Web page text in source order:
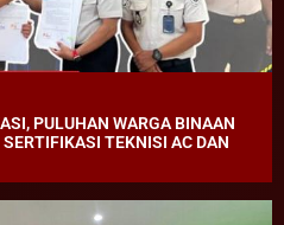
PULUHAN WARGA BINAAN
TEKNISI AC DAN